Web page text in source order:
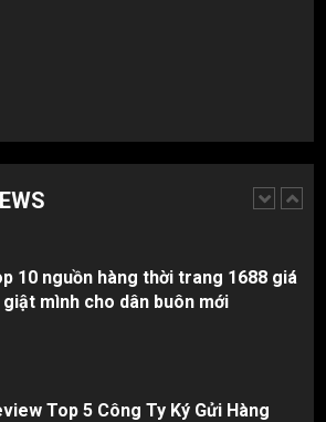
lầm chí mạng khiến người mới
hàng Trung Quốc bị lỗ vốn, ôm sô
10 nguồn hàng thời trang 1688 giá
giật mình cho dân buôn mới
Top 5 Công Ty Ký Gửi Hàng